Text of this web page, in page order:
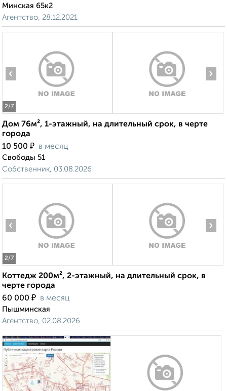
Минская 65к2
Агентство, 28.12.2021
2/7
‹ ›
Дом 76м², 1-этажный, на длительный срок, в черте
города
10 500 ₽ в месяц
Свободы 51
Собственник, 03.08.2026
2/7
‹ ›
Коттедж 200м², 2-этажный, на длительный срок, в
черте города
60 000 ₽ в месяц
Пышминская
Агентство, 02.08.2026